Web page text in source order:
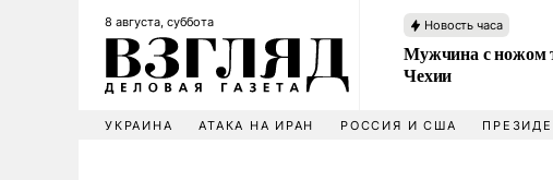
8 августа, суббота Новость часа
Мужчина с ножом
Чехии
УКРАИНА АТАКА НА ИРАН РОССИЯ И США